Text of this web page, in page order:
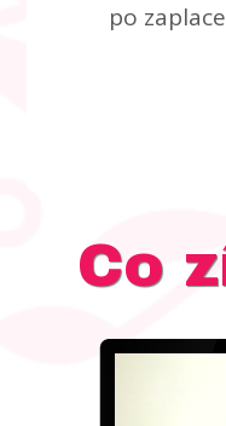
po
Co